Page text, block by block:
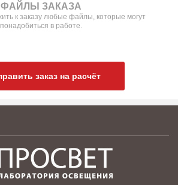
ФАЙЛЫ ЗАКАЗА
к заказу любые файлы, которые могут
понадобиться в работе.
заказ на расчёт